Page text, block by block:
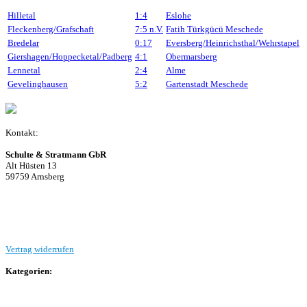
Hilletal 1:4
Eslohe
Fleckenberg/Grafschaft
7:5 n.V. Fatih Türkgücü Meschede
Bredelar
0:17
Eversberg/Heinrichsthal/Wehrstapel
Giershagen/Hoppecketal/Padberg 4:1
Obermarsberg
Lennetal
2:4
Alme
Gevelinghausen
5:2 Gartenstadt Meschede
Kontakt:
Schulte & Stratmann GbR
Alt Hüsten 13
59759 Arnsberg
Vertrag widerrufen
Kategorien: